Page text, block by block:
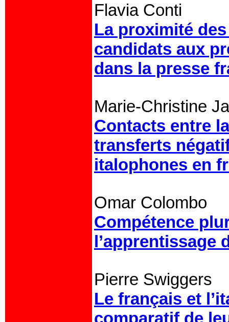
Flavia Conti
La proximité
candidats aux
dans la presse
Marie-Christine
Contacts entre
transferts
italophones en
Omar Colombo
Compétence
l’apprentissage
Pierre Swiggers
Le français et
comparatif de